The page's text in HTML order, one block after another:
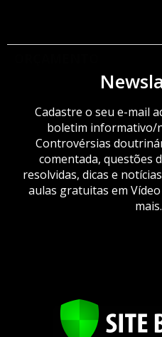
Cadastre o seu e-mail
boletim informativo/
Controvérsias
comentada, questões
resolvidas, dicas e
aulas gratuitas em
mais.